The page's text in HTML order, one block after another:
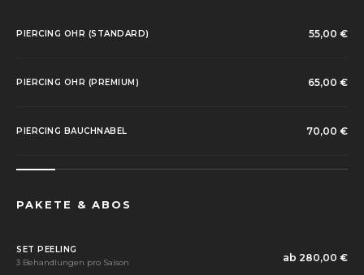
PIERCING OHR (STANDARD) 55,00 €
PIERCING OHR (PREMIUM) 65,00 €
PIERCING BAUCHNABEL 70,00 €
PAKETE & ABOS
SET PEELING
3 Behandlungen pro Saison
ab 280,00 €